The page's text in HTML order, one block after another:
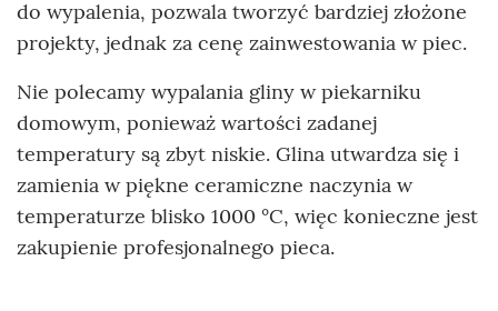
do wypalenia, pozwala tworzyć bardziej złożone
projekty, jednak za cenę zainwestowania w piec.
Nie polecamy wypalania gliny w piekarniku
domowym, ponieważ wartości zadanej
temperatury są zbyt niskie. Glina utwardza się i
zamienia w piękne ceramiczne naczynia w
temperaturze blisko 1000 °C, więc konieczne jest
zakupienie profesjonalnego pieca.